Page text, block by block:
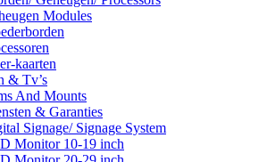
Modules
kaarten
& Tv’s
And Mounts
& Garanties
Signage/ Signage System
Monitor 10-19 inch